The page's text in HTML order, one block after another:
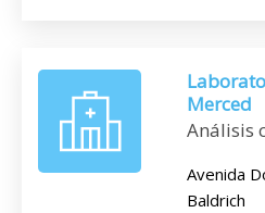
Merced
Análisis
Avenida
Baldrich